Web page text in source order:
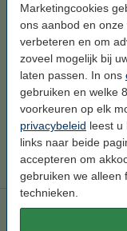
Marketingcookies
ons aanbod en onze
verbeteren en om
zoveel mogelijk bij
laten passen. In ons
gebruiken en welke
voorkeuren op elk
privacybeleid leest u
links naar beide
accepteren om
gebruiken we alleen
technieken.
€
Aanbieding: 123inkt
401X, 402X, 403X